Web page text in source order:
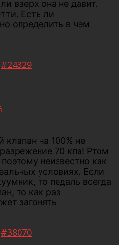
вверх она не давит.
Есть ли
определить в чем
#24329
клапан на 100% не
70 кпа! Ртом
неизвестно как
условиях. Если
то педаль всегда
то как раз
загонять
#38070